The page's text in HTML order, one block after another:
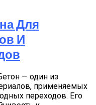
Для
И
— один из
применяемых
переходов. Его